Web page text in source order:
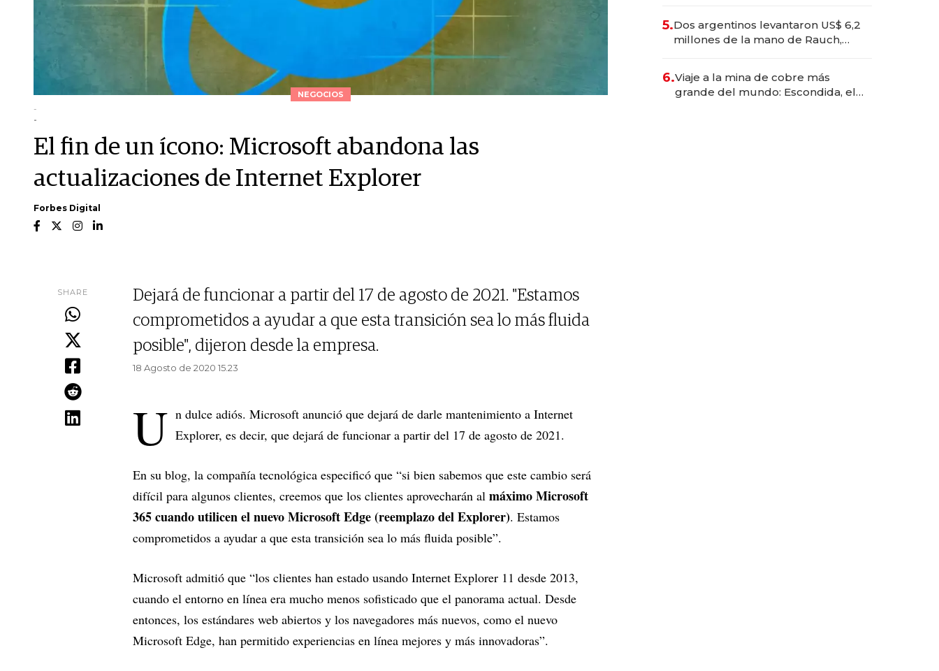
NEGOCIOS
-
-
El fin de un ícono: Microsoft abandona las
actualizaciones de Internet Explorer
Forbes Digital
SHARE
Dejará de funcionar a partir del 17 de agosto de 2021. "Estamos
comprometidos a ayudar a que esta transición sea lo más fluida
posible", dijeron desde la empresa.
18 Agosto de 2020 15.23
U n dulce adiós. Microsoft anunció que dejará de darle mantenimiento a Internet
Explorer, es decir, que dejará de funcionar a partir del 17 de agosto de 2021.
En su blog, la compañía tecnológica especificó que “si bien sabemos que este cambio será
difícil para algunos clientes, creemos que los clientes aprovecharán al máximo Microsoft
365 cuando utilicen el nuevo Microsoft Edge (reemplazo del Explorer). Estamos
comprometidos a ayudar a que esta transición sea lo más fluida posible”.
Microsoft admitió que “los clientes han estado usando Internet Explorer 11 desde 2013,
cuando el entorno en línea era mucho menos sofisticado que el panorama actual. Desde
entonces, los estándares web abiertos y los navegadores más nuevos, como el nuevo
Microsoft Edge, han permitido experiencias en línea mejores y más innovadoras”.
transformadoras
5.Dos argentinos levantaron US$ 6,2
millones de la mano de Rauch,
6.Viaje a la mina de cobre más
grande del mundo: Escondida, el